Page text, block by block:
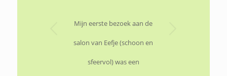
Mijn eerste bezoek aan de
salon van Eefje (schoon en
sfeervol) was een
Volgende